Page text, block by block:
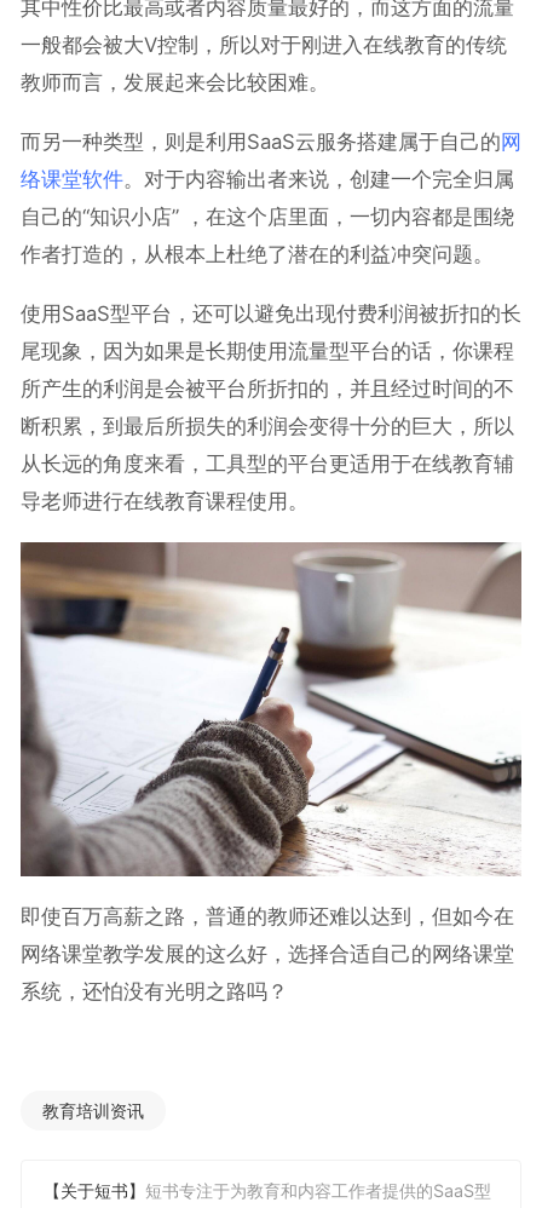
其中性价比最高或者内容质量最好的，而这方面的流量
一般都会被大V控制，所以对于刚进入在线教育的传统
教师而言，发展起来会比较困难。
而另一种类型，则是利用SaaS云服务搭建属于自己的网
络课堂软件。对于内容输出者来说，创建一个完全归属
自己的“知识小店” ，在这个店里面，一切内容都是围绕
作者打造的，从根本上杜绝了潜在的利益冲突问题。
使用SaaS型平台，还可以避免出现付费利润被折扣的长
尾现象，因为如果是长期使用流量型平台的话，你课程
所产生的利润是会被平台所折扣的，并且经过时间的不
断积累，到最后所损失的利润会变得十分的巨大，所以
从长远的角度来看，工具型的平台更适用于在线教育辅
导老师进行在线教育课程使用。
即使百万高薪之路，普通的教师还难以达到，但如今在
网络课堂教学发展的这么好，选择合适自己的网络课堂
系统，还怕没有光明之路吗？
教育培训资讯
【关于短书】 短书专注于为教育和内容工作者提供的SaaS型